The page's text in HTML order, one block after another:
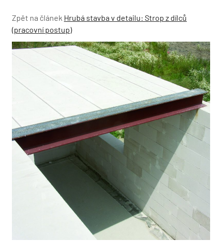
Zpět na článek Hrubá stavba v detailu: Strop z dílců
(pracovní postup)